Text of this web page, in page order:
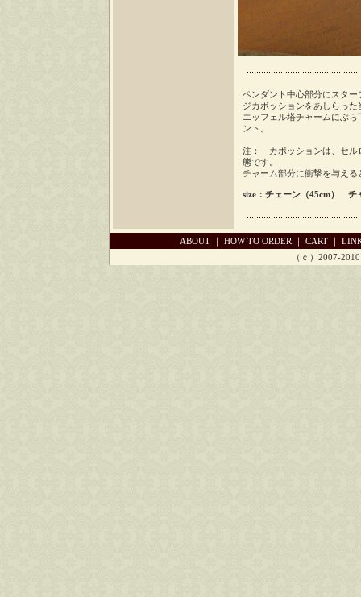
ペンダント中心部分にスタ
ジカボッションをあしらっ
エッフェル塔チャームにぶ
ント。
注： カボッションは、セル
態です。
チャーム部分に衝撃を与え
size：チェーン（45cm） チ
ABOUT ｜ HOW TO ORDER ｜ CART ｜
（ｃ）2007-